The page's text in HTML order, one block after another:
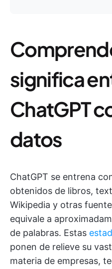
significa
ChatGPT
datos
ChatGPT se entrena
obtenidos de libros,
Wikipedia y otras
equivale a
de palabras. Estas
ponen de relieve su
materia de empresas,